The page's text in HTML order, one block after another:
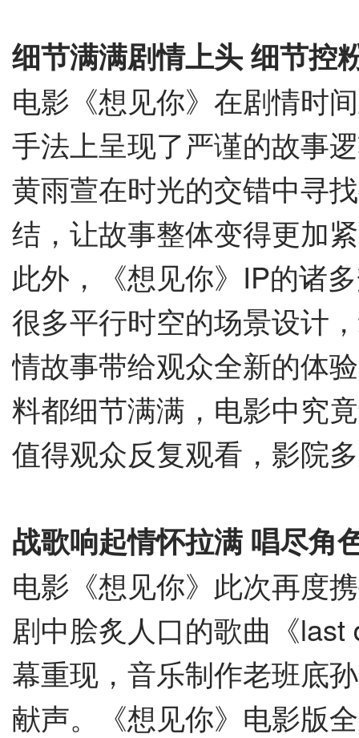
细节满满剧情上头细节控
电影《想见你》在剧情时
手法上呈现了严谨的故事
黄雨萱在时光的交错中寻
结，让故事整体变得更加
此外，《想见你》IP的诸
很多平行时空的场景设计
情故事带给观众全新的体
料都细节满满，电影中究
值得观众反复观看，影院
战歌响起情怀拉满 唱尽角
电影《想见你》此次再度
剧中脍炙人口的歌曲《
幕重现，音乐制作老班底
献声。《想见你》电影版